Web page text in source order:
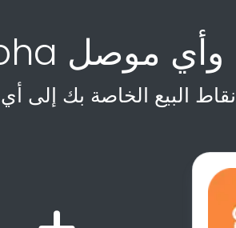
دمج Aloha وأي موصل
البيع الخاصة بك